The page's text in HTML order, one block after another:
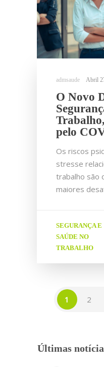
Abril
O Novo
pelo
Os riscos
stresse
trabalho são
maiores
SEGURANÇA E
SAÚDE NO
TRABALHO
1 2
Últimas